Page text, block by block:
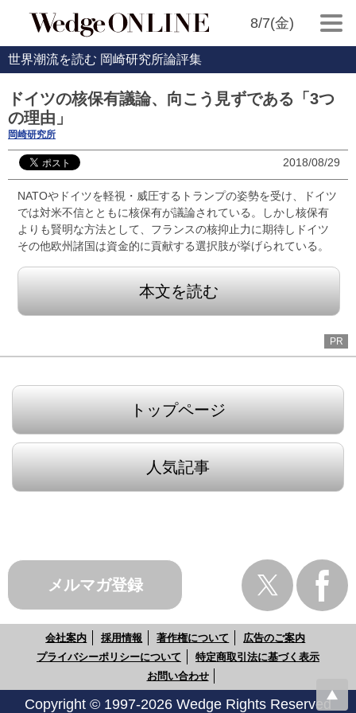
8/7(金)
世界潮流を読む 岡崎研究所論評集
ドイツの核保有議論、向こう見ずである「3つ
の理由」
岡崎研究所
2018/08/29
NATOやドイツを軽視・威圧するトランプの姿勢を受け、ドイツ
では対米不信とともに核保有が議論されている。しかし核保有
よりも賢明な方法として、フランスの核抑止力に期待しドイツ
その他欧州諸国は資金的に貢献する選択肢が挙げられている。
本文を読む
PR
トップページ
人気記事
メルマガ登録
会社案内 採用情報 著作権について
広告のご案内
プライバシーポリシーについて
特定商取引法に基づく表示
お問い合わせ
Copyright © 1997-2026 Wedge Rights Reserved